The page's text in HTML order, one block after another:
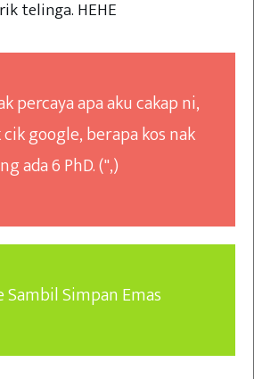
telinga. HEHE
percaya apa aku cakap ni,
google, berapa kos nak
ada 6 PhD. (",)
Sambil Simpan Emas